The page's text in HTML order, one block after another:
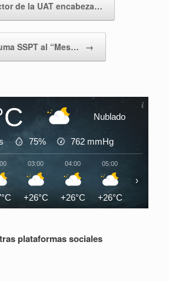
de la UAT encabeza…
SSPT al “Mes… →
Nublado
75% 762 mmHg
03:00
+26°C
04:00
+26°C
05:00
+26°C
›
plataformas sociales